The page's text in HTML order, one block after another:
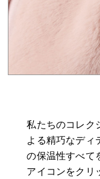
私たちのコレク
よる精巧なディ
の保温性すべて
アイコンをクリ